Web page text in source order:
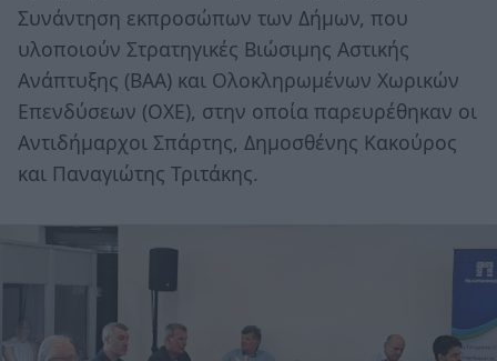
Συνάντηση εκπροσώπων των Δήμων, που
υλοποιούν Στρατηγικές Βιώσιμης Αστικής
Ανάπτυξης (ΒΑΑ) και Ολοκληρωμένων Χωρικών
Επενδύσεων (ΟΧΕ), στην οποία παρευρέθηκαν οι
Αντιδήμαρχοι Σπάρτης, Δημοσθένης Κακούρος
και Παναγιώτης Τριτάκης.